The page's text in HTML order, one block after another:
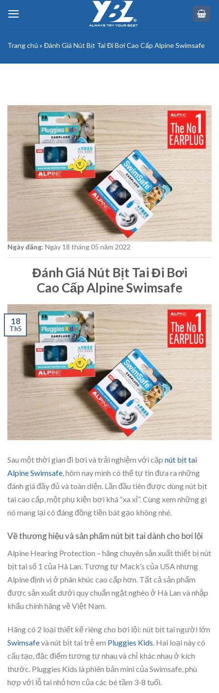
Trang chủ » Đánh Giá Nút Bịt Tai Đi Bơi Cao Cấp Alpine Swimsafe
Ngày đăng: Ngày 18 tháng 05 năm 2022
Đánh Giá Nút Bịt Tai Đi Bơi
Cao Cấp Alpine Swimsafe
18
Th5
Sau một thời gian đi bơi và trải nghiệm với cặp nút bịt tai
Alpine Swimsafe, hôm nay mình có thể tự tin đưa ra những
đánh giá đầy đủ và toàn diện. Lần đầu tiên được dùng nút bịt
tai cao cấp, một phụ kiện bơi khá “xa xỉ”. Cùng xem những gì
nó mang lại có đáng đồng tiền bát gạo không nhé.
Về thương hiệu và sản phẩm nút bịt tai dành cho bơi lội
Alpine Hearing Protection – hãng chuyên sản xuất thiết bị nút
bịt tai số 1 của Hà Lan. Tương tự Mack’s của USA nhưng
Alpine định vị ở phân khúc cao cấp hơn. Tất cả sản phẩm
được sản xuất dưới quy chuẩn ngặt nghèo ở Hà Lan và nhập
khẩu chính hãng về Việt Nam.
Hãng có 2 loại thiết kế riêng cho bơi lội: nút bịt tai người lớn
Swimsafevà nút bịt tai trẻ em Pluggies Kids. Hai loại này có
cấu tạo, đặc điểm tương tự nhau và chỉ khác nhau ở kích
thước. Pluggies Kids là phiên bản mini của Swimsafe, phù
hợp với lỗ tai nhỏ hơn của các bé tầm 3-8 tuổi.